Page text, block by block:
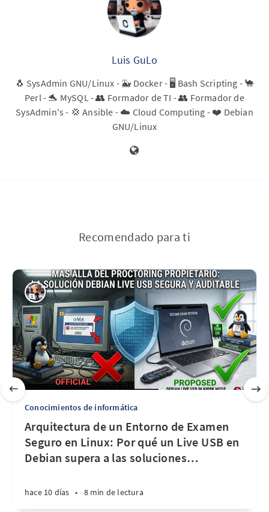
Luis GuLo
🐧 SysAdmin GNU/Linux - 🐳 Docker - 🖥️ Bash Scripting - 🐪
Perl - 🐬 MySQL - 👥 Formador de TI - 👥 Formador de
SysAdmin's - 💢 Ansible - ☁️ Cloud Computing - ❤️ Debian
GNU/Linux
Recomendado para ti
Conocimientos de informática
Arquitectura de un Entorno de Examen
Seguro en Linux: Por qué un Live USB en
Debian supera a las soluciones…
hace 10 días • 8 min de lectura